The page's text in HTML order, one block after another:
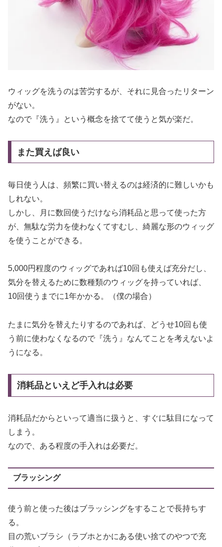
ウィッグを洗うのは苦労するが、それに見合ったリターン
がない。
なので『洗う』という概念を捨てて使うと気が楽だ。
また買えば良い
毎日使う人は、頻繁に買い替えるのは経済的に難しいかも
しれない。
しかし、月に数回使うだけなら消耗品と思って使った方
が、無駄な労力を使わなくてすむし、綺麗な形のウィッグ
を使うことができる。
5,000円程度のウィッグであれば10回も使えば充分だし、
気分を替えるために数種類のウィッグを持っていれば、
10回使うまでに1年かかる。（僕の場合）
たまに気分を替えたりするのであれば、どうせ10回も使
う前に使わなくなるので『洗う』なんてことを考えないよ
うになる。
消耗品といえど手入れは必要
消耗品だからといって適当に扱うと、すぐに駄目になって
しまう。
なので、ある程度の手入れは必要だ。
ブラッシング
使う前と使った後はブラッシングをすることで長持ちす
る。
目の荒いブラシ（ラブホとかにある使い捨てのやつで充